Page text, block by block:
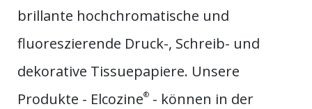
brillante hochchromatische und
fluoreszierende Druck-, Schreib- und
dekorative Tissuepapiere. Unsere
Produkte - Elcozine® - können in der